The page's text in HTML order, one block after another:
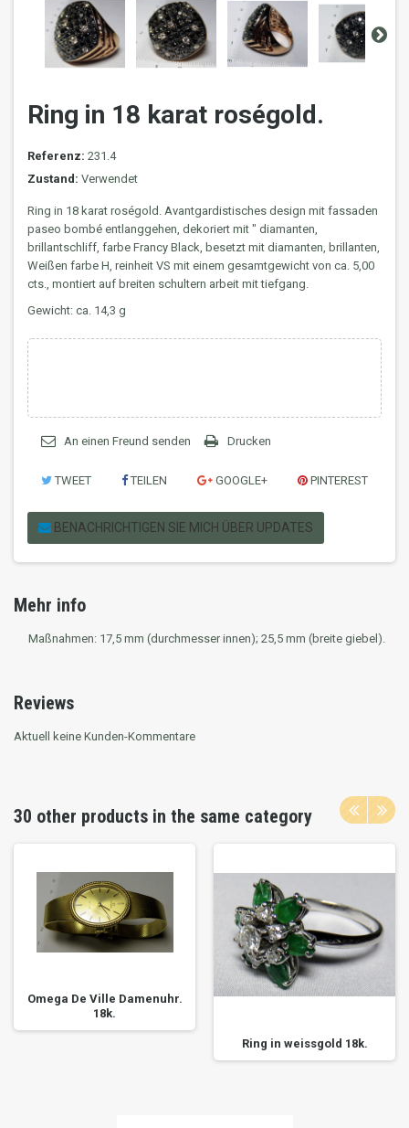
Ring in 18 karat roségold.
Referenz: 231.4
Zustand: Verwendet
Ring in 18 karat roségold. Avantgardistisches design mit fassaden
paseo bombé entlanggehen, dekoriert mit " diamanten,
brillantschliff, farbe Francy Black, besetzt mit diamanten, brillanten,
Weißen farbe H, reinheit VS mit einem gesamtgewicht von ca. 5,00
cts., montiert auf breiten schultern arbeit mit tiefgang.
Gewicht: ca. 14,3 g
An einen Freund senden Drucken
TWEET TEILEN GOOGLE+ PINTEREST
BENACHRICHTIGEN SIE MICH ÜBER UPDATES
Mehr info
Maßnahmen: 17,5 mm (durchmesser innen); 25,5 mm (breite giebel).
Reviews
Aktuell keine Kunden-Kommentare
30 other products in the same category
Omega De Ville Damenuhr.
18k.
Ring in weissgold 18k.